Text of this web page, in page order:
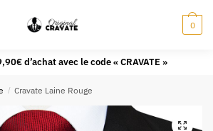
0
d’achat avec le code « CRAVATE »
/ Cravate Laine Rouge